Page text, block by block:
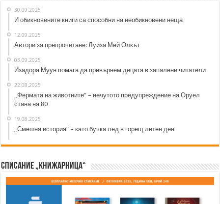
30.09.2025
И обикновените книги са способни на необикновени неща
12.09.2025
Автори за препрочитане: Луиза Мей Олкът
03.09.2025
Изадора Муун помага да превърнем децата в запалени читатели
22.08.2025
„Фермата на животните“ – нечутото предупреждение на Оруел
стана на 80
19.08.2025
„Смешна история“ – като бучка лед в горещ летен ден
Списание „Книжарница“